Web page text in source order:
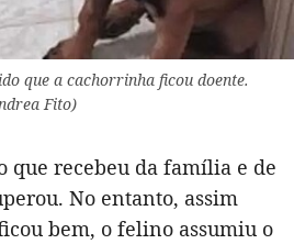
que a cachorrinha ficou doente.
Fito)
que recebeu da família e de
No entanto, assim
bem, o felino assumiu o